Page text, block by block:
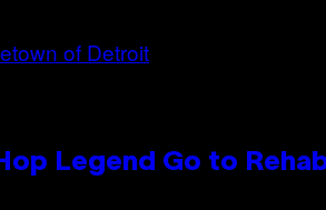
Legend Go to